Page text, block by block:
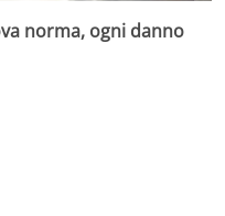
norma, ogni danno